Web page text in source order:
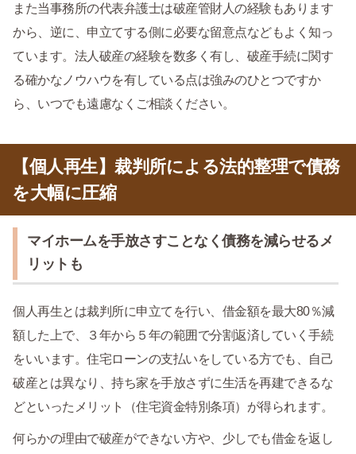
また当事務所の代表弁護士は破産管財人の経験もあります
から、逆に、申立てする側に必要な留意点などもよく知っ
ています。法人破産の経験を数多く有し、破産手続に関す
る確かなノウハウを有している点は強みのひとつですか
ら、いつでも遠慮なくご相談ください。
【個人再生】裁判所による法的整理で債務
を大幅に圧縮
マイホームを手放さすことなく債務を減らせるメ
リットも
個人再生とは裁判所に申立てを行い、借金額を最大80％減
額した上で、３年から５年の範囲で分割返済していく手続
をいいます。住宅ローンの支払いをしている方でも、自己
破産とは異なり、持ち家を手放さずに生活を再建できるな
どといったメリット（住宅資金特別条項）が得られます。
何らかの理由で破産ができない方や、少しでも借金を返し